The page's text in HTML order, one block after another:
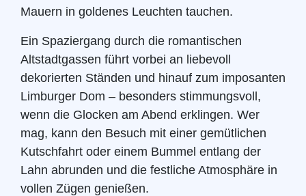
Mauern in goldenes Leuchten tauchen.
Ein Spaziergang durch die romantischen
Altstadtgassen führt vorbei an liebevoll
dekorierten Ständen und hinauf zum imposanten
Limburger Dom – besonders stimmungsvoll,
wenn die Glocken am Abend erklingen. Wer
mag, kann den Besuch mit einer gemütlichen
Kutschfahrt oder einem Bummel entlang der
Lahn abrunden und die festliche Atmosphäre in
vollen Zügen genießen.